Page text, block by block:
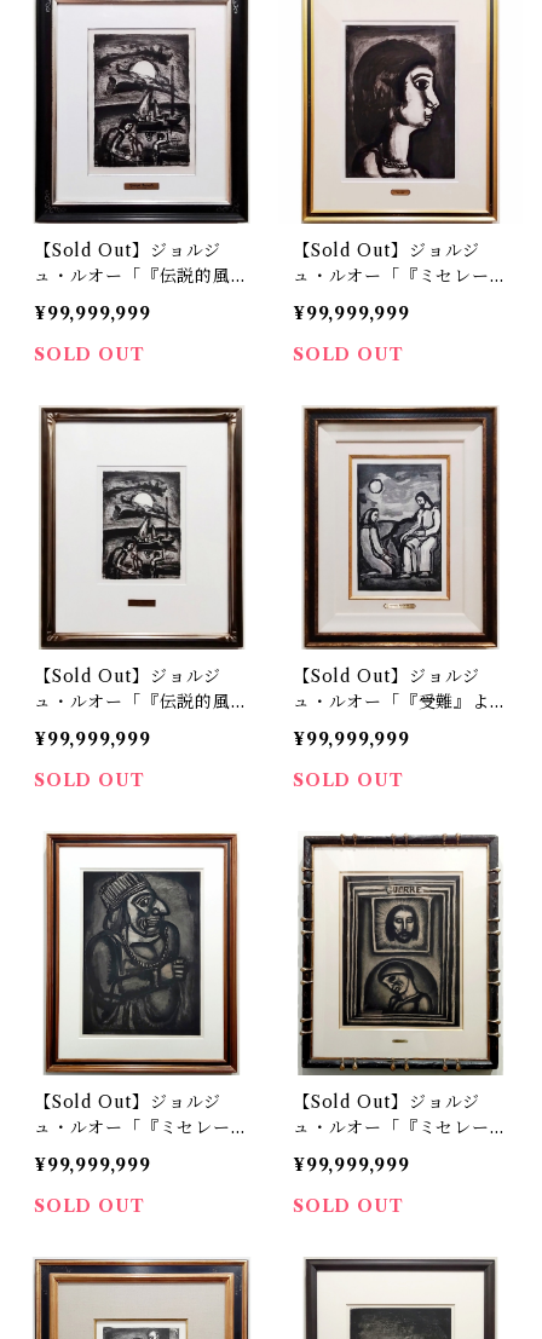
【Sold Out】ジョルジ
ュ・ルオー「『伝説的風
景』より 風は帆をはらま
せる」
¥99,999,999
SOLD OUT
【Sold Out】ジョルジ
ュ・ルオー「『ミセレー
レ』より 人呼んで快楽の
娘」
¥99,999,999
SOLD OUT
【Sold Out】ジョルジ
ュ・ルオー「『伝説的風
景』より 風は帆をはらま
せる」
¥99,999,999
SOLD OUT
【Sold Out】ジョルジ
ュ・ルオー「『受難』よ
り キリストと聖女」
¥99,999,999
SOLD OUT
【Sold Out】ジョルジ
ュ・ルオー「『ミセレー
レ』より 我ら自らを王と
思い」
¥99,999,999
SOLD OUT
【Sold Out】ジョルジ
ュ・ルオー「『ミセレー
レ』より 廃墟すら亡びた
り」
¥99,999,999
SOLD OUT